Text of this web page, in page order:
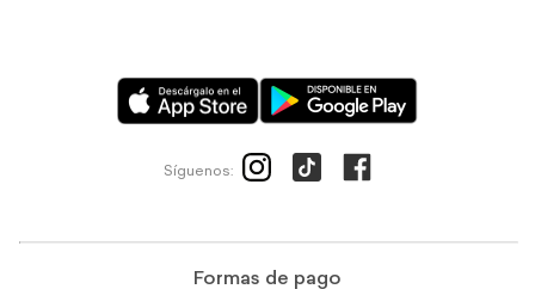
Síguenos:
Formas de pago